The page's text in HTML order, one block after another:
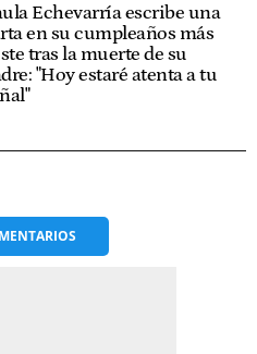
Echevarría escribe una
en su cumpleaños más
tras la muerte de su
"Hoy estaré atenta a tu